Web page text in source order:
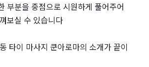
부분을 중점으로 시원하게 풀어주어
보실 수 있습니다
타이 마사지 쿤아로마의 소개가 끝이